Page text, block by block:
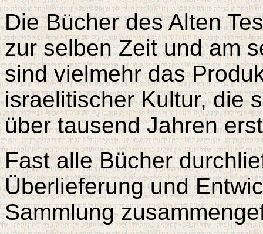
Die Bücher des Alten
zur selben Zeit und am
sind vielmehr das
israelitischer Kultur, die
über tausend Jahren
Fast alle Bücher
Überlieferung und
Sammlung